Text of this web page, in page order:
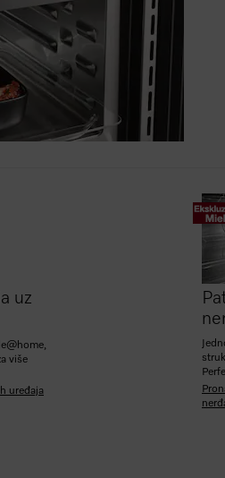
uz
više
uređaja